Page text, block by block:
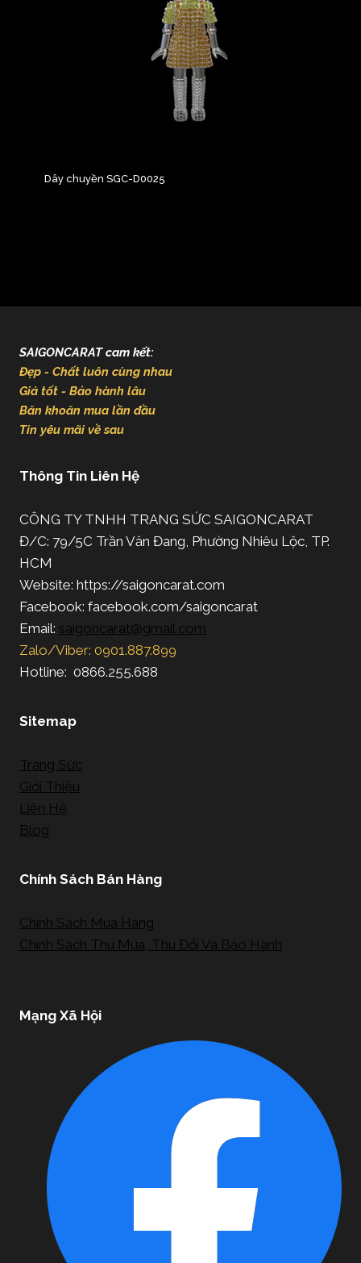
Dây chuyền SGC-D0025
SAIGONCARAT cam kết:
Đẹp - Chất luôn cùng nhau
Giá tốt - Bảo hành lâu
Băn khoăn mua lần đầu
Tin yêu mãi về sau
Thông Tin Liên Hệ
CÔNG TY TNHH TRANG SỨC SAIGONCARAT
Đ/C: 79/5C Trần Văn Đang, Phường Nhiêu Lộc, TP.
HCM
Website: https://saigoncarat.com
Facebook: facebook.com/saigoncarat
Email: saigoncarat@gmail.com
Zalo/Viber: 0901.887.899
Hotline: 0866.255.688
Sitemap
Trang Sức
Giới Thiệu
Liên Hệ
Blog
Chính Sách Bán Hàng
Chính Sách Mua Hàng
Chính Sách Thu Mua, Thu Đổi Và Bảo Hành
Mạng Xã Hội